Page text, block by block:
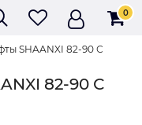
0
SHAANXI 82-90 С
82-90 С